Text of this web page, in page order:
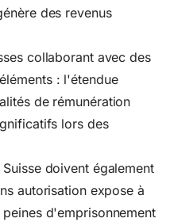
des revenus
collaborant avec des
: l'étendue
de rémunération
lors des
doivent également
autorisation expose à
d'emprisonnement